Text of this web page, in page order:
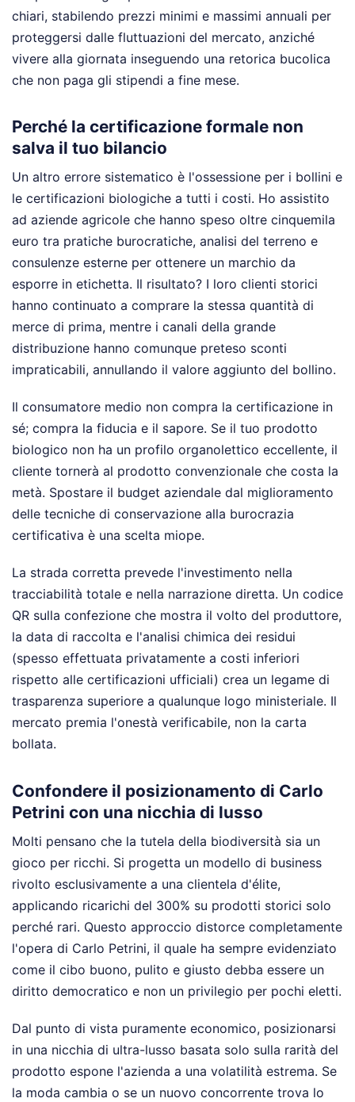
chiari, stabilendo prezzi minimi e massimi annuali per
proteggersi dalle fluttuazioni del mercato, anziché
vivere alla giornata inseguendo una retorica bucolica
che non paga gli stipendi a fine mese.
Perché la certificazione formale non
salva il tuo bilancio
Un altro errore sistematico è l'ossessione per i bollini e
le certificazioni biologiche a tutti i costi. Ho assistito
ad aziende agricole che hanno speso oltre cinquemila
euro tra pratiche burocratiche, analisi del terreno e
consulenze esterne per ottenere un marchio da
esporre in etichetta. Il risultato? I loro clienti storici
hanno continuato a comprare la stessa quantità di
merce di prima, mentre i canali della grande
distribuzione hanno comunque preteso sconti
impraticabili, annullando il valore aggiunto del bollino.
Il consumatore medio non compra la certificazione in
sé; compra la fiducia e il sapore. Se il tuo prodotto
biologico non ha un profilo organolettico eccellente, il
cliente tornerà al prodotto convenzionale che costa la
metà. Spostare il budget aziendale dal miglioramento
delle tecniche di conservazione alla burocrazia
certificativa è una scelta miope.
La strada corretta prevede l'investimento nella
tracciabilità totale e nella narrazione diretta. Un codice
QR sulla confezione che mostra il volto del produttore,
la data di raccolta e l'analisi chimica dei residui
(spesso effettuata privatamente a costi inferiori
rispetto alle certificazioni ufficiali) crea un legame di
trasparenza superiore a qualunque logo ministeriale. Il
mercato premia l'onestà verificabile, non la carta
bollata.
Confondere il posizionamento di Carlo
Petrini con una nicchia di lusso
Molti pensano che la tutela della biodiversità sia un
gioco per ricchi. Si progetta un modello di business
rivolto esclusivamente a una clientela d'élite,
applicando ricarichi del 300% su prodotti storici solo
perché rari. Questo approccio distorce completamente
l'opera di Carlo Petrini, il quale ha sempre evidenziato
come il cibo buono, pulito e giusto debba essere un
diritto democratico e non un privilegio per pochi eletti.
Dal punto di vista puramente economico, posizionarsi
in una nicchia di ultra-lusso basata solo sulla rarità del
prodotto espone l'azienda a una volatilità estrema. Se
la moda cambia o se un nuovo concorrente trova lo